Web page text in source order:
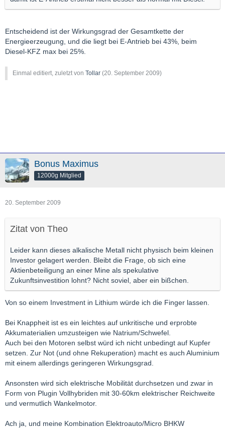
Entscheidend ist der Wirkungsgrad der Gesamtkette der
Energieerzeugung, und die liegt bei E-Antrieb bei 43%, beim
Diesel-KFZ max bei 25%.
Einmal editiert, zuletzt von Tollar (20. September 2009)
Bonus Maximus
12000g Mitglied
20. September 2009
Zitat von Theo
Leider kann dieses alkalische Metall nicht physisch beim kleinen
Investor gelagert werden. Bleibt die Frage, ob sich eine
Aktienbeteiligung an einer Mine als spekulative
Zukunftsinvestition lohnt? Nicht soviel, aber ein bißchen.
Von so einem Investment in Lithium würde ich die Finger lassen.
Bei Knappheit ist es ein leichtes auf unkritische und erprobte
Akkumaterialien umzusteigen wie Natrium/Schwefel.
Auch bei den Motoren selbst würd ich nicht unbedingt auf Kupfer
setzen. Zur Not (und ohne Rekuperation) macht es auch Aluminium
mit einem allerdings geringeren Wirkungsgrad.
Ansonsten wird sich elektrische Mobilität durchsetzen und zwar in
Form von Plugin Vollhybriden mit 30-60km elektrischer Reichweite
und vermutlich Wankelmotor.
Ach ja, und meine Kombination Elektroauto/Micro BHKW